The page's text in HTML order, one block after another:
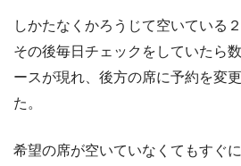
しかたなくかろうじて空いている
その後毎日チェックをしていたら
ースが現れ、後方の席に予約を変
た。
希望の席が空いていなくてもすぐ